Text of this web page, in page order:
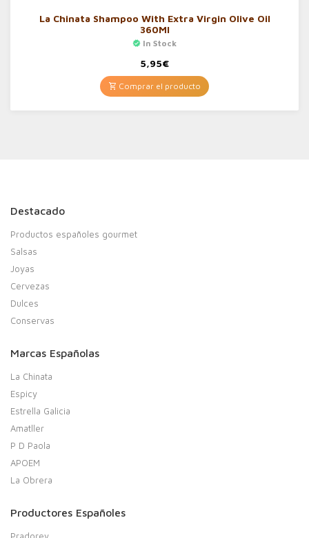
La Chinata Shampoo With Extra Virgin Olive Oil
360Ml
In Stock
5,95€
Comprar el producto
Destacado
Productos españoles gourmet
Salsas
Joyas
Cervezas
Dulces
Conservas
Marcas Españolas
La Chinata
Espicy
Estrella Galicia
Amatller
P D Paola
APOEM
La Obrera
Productores Españoles